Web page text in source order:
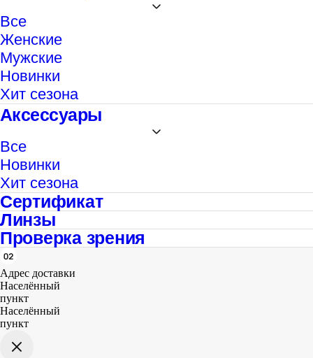
Все
Женские
Мужские
Новинки
Хит сезона
Аксессуары
Все
Новинки
Хит сезона
Сертификат
Линзы
Проверка зрения
Адрес доставки
Населённый
пункт
Населённый
пункт